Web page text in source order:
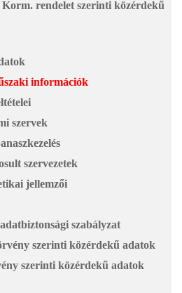
rendelet szerinti közérdekű
információk
szervek
szervezetek
jellemzői
szabályzat
szerinti közérdekű adatok
szerinti közérdekű adatok